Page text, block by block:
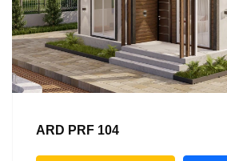
ARD PRF 104